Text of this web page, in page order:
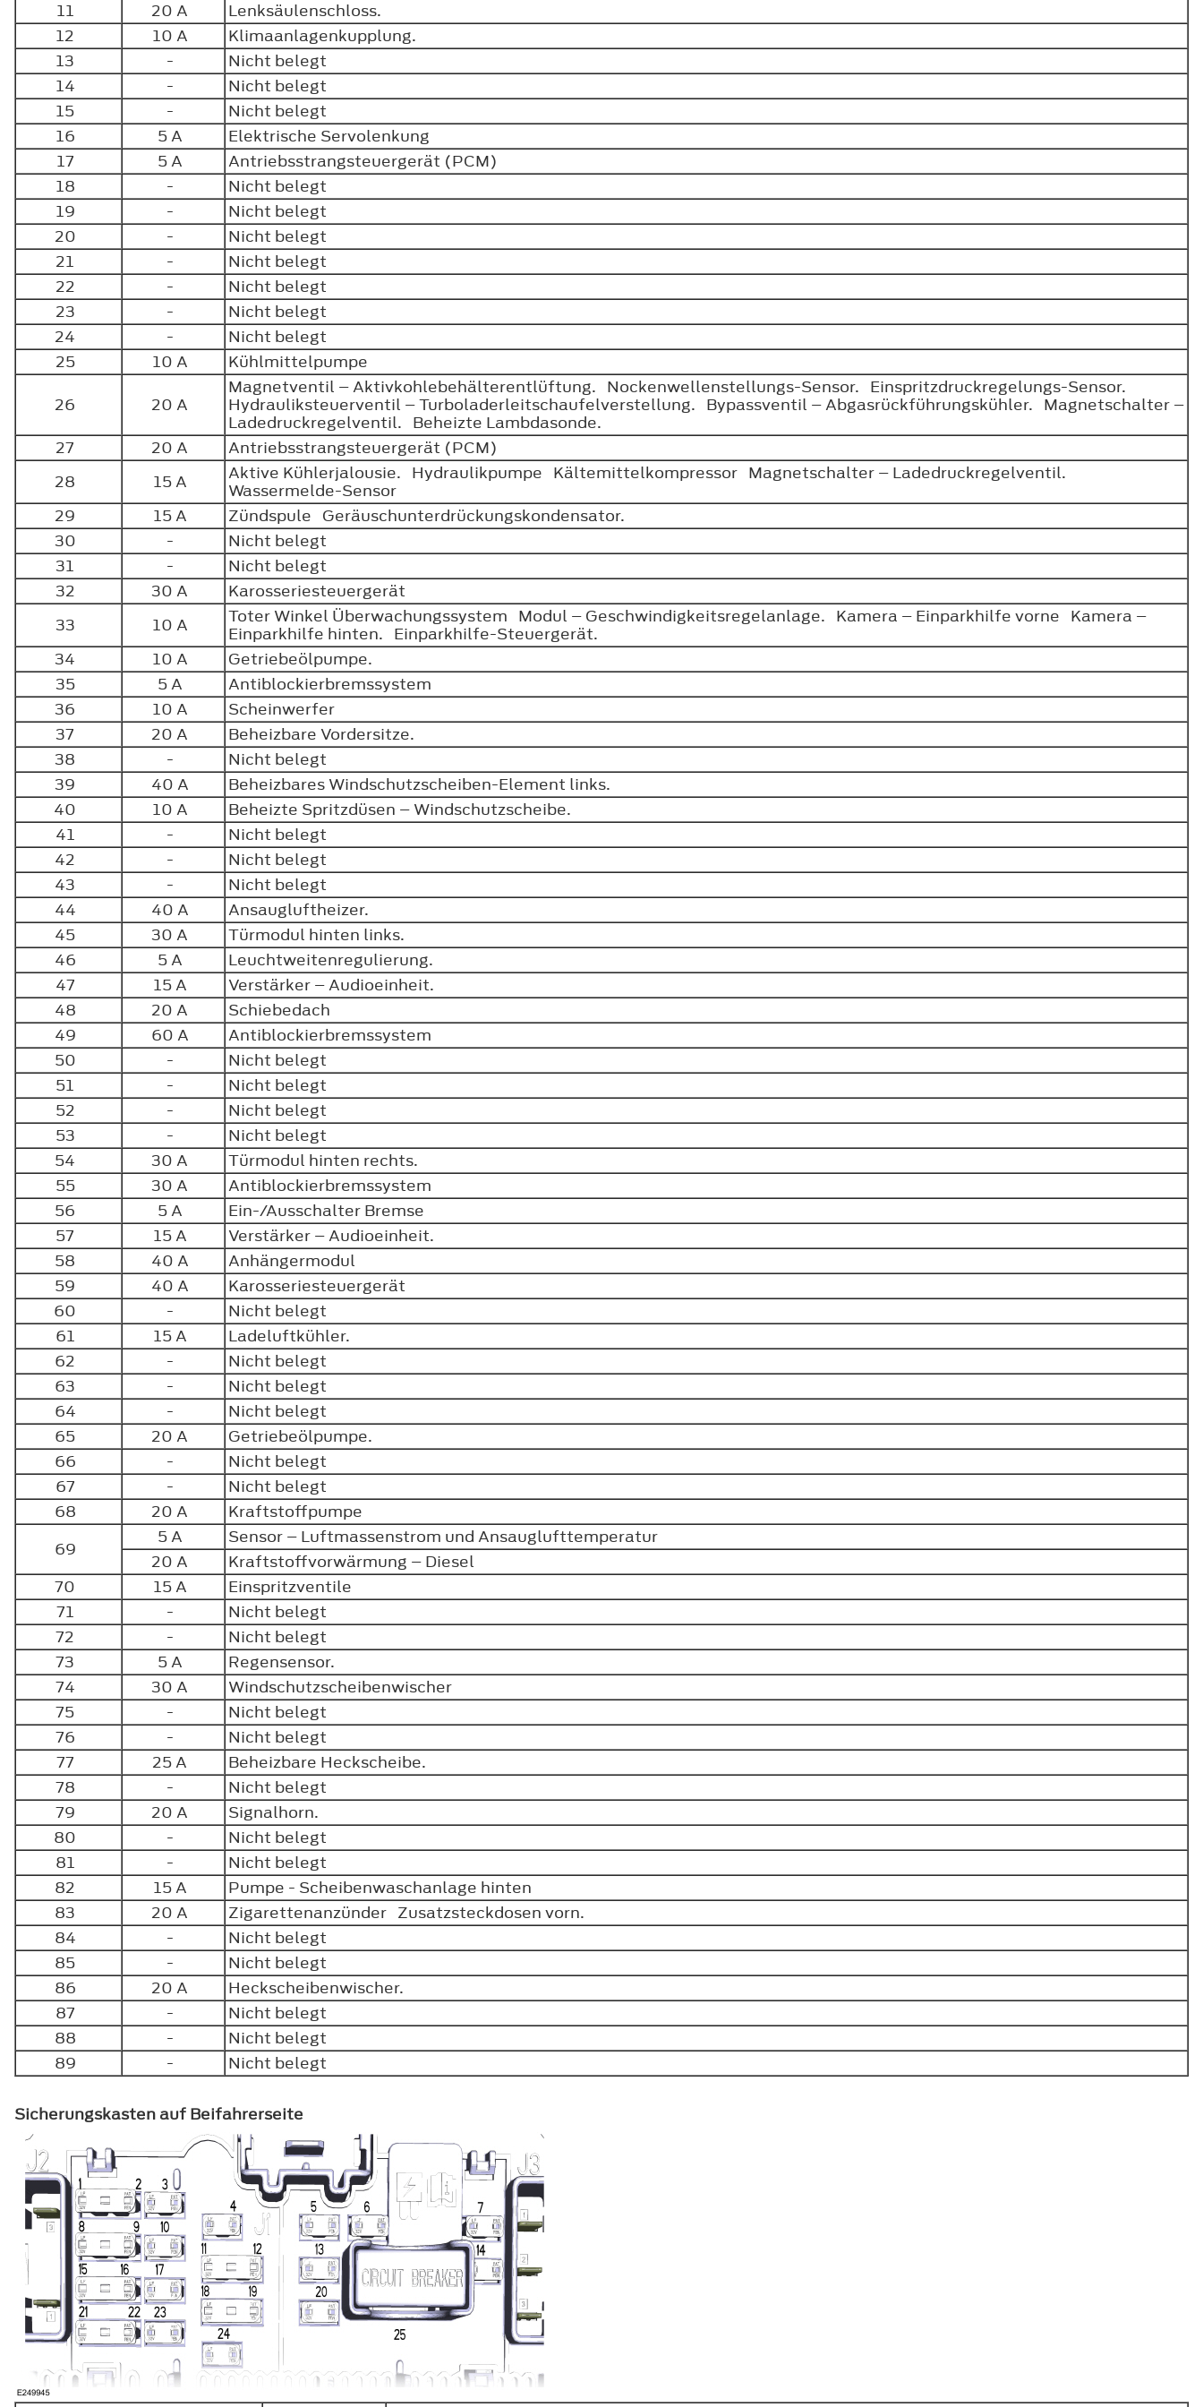
11 20 A
Lenksäulenschloss.
12
10 A
Klimaanlagenkupplung.
13
-
Nicht belegt
14
-
Nicht belegt
15
-
Nicht belegt
16
5 A
Elektrische Servolenkung
17
5 A
Antriebsstrangsteuergerät (PCM)
18
-
Nicht belegt
19
-
Nicht belegt
20
-
Nicht belegt
21
-
Nicht belegt
22
-
Nicht belegt
23
-
Nicht belegt
24
-
Nicht belegt
25
10 A
Kühlmittelpumpe
26
20 A
Magnetventil – Aktivkohlebehälterentlüftung. Nockenwellenstellungs-Sensor. Einspritzdruckregelungs-Sensor.
Hydrauliksteuerventil – Turboladerleitschaufelverstellung. Bypassventil – Abgasrückführungskühler. Magnetschalter –
Ladedruckregelventil. Beheizte Lambdasonde.
27
20 A
Antriebsstrangsteuergerät (PCM)
28
15 A
Aktive Kühlerjalousie. Hydraulikpumpe Kältemittelkompressor Magnetschalter – Ladedruckregelventil.
Wassermelde-Sensor
29
15 A
Zündspule Geräuschunterdrückungskondensator.
30
-
Nicht belegt
31
-
Nicht belegt
32
30 A
Karosseriesteuergerät
33
10 A
Toter Winkel Überwachungssystem Modul – Geschwindigkeitsregelanlage. Kamera – Einparkhilfe vorne Kamera –
Einparkhilfe hinten. Einparkhilfe-Steuergerät.
34
10 A
Getriebeölpumpe.
35
5 A
Antiblockierbremssystem
36
10 A
Scheinwerfer
37
20 A
Beheizbare Vordersitze.
38
-
Nicht belegt
39
40 A
Beheizbares Windschutzscheiben-Element links.
40
10 A
Beheizte Spritzdüsen – Windschutzscheibe.
41
-
Nicht belegt
42
-
Nicht belegt
43
-
Nicht belegt
44
40 A
Ansaugluftheizer.
45
30 A
Türmodul hinten links.
46
5 A
Leuchtweitenregulierung.
47
15 A
Verstärker – Audioeinheit.
48
20 A
Schiebedach
49
60 A
Antiblockierbremssystem
50
-
Nicht belegt
51
-
Nicht belegt
52
-
Nicht belegt
53
-
Nicht belegt
54
30 A
Türmodul hinten rechts.
55
30 A
Antiblockierbremssystem
56
5 A
Ein-/Ausschalter Bremse
57
15 A
Verstärker – Audioeinheit.
58
40 A
Anhängermodul
59
40 A
Karosseriesteuergerät
60
-
Nicht belegt
61
15 A
Ladeluftkühler.
62
-
Nicht belegt
63
-
Nicht belegt
64
-
Nicht belegt
65
20 A
Getriebeölpumpe.
66
-
Nicht belegt
67
-
Nicht belegt
68
20 A
Kraftstoffpumpe
69
5 A
Sensor – Luftmassenstrom und Ansauglufttemperatur
20 A
Kraftstoffvorwärmung – Diesel
70
15 A
Einspritzventile
71
-
Nicht belegt
72
-
Nicht belegt
73
5 A
Regensensor.
74
30 A
Windschutzscheibenwischer
75
-
Nicht belegt
76
-
Nicht belegt
77
25 A
Beheizbare Heckscheibe.
78
-
Nicht belegt
79
20 A
Signalhorn.
80
-
Nicht belegt
81
-
Nicht belegt
82
15 A
Pumpe - Scheibenwaschanlage hinten
83
20 A
Zigarettenanzünder Zusatzsteckdosen vorn.
84
-
Nicht belegt
85
-
Nicht belegt
86
20 A
Heckscheibenwischer.
87
-
Nicht belegt
88
-
Nicht belegt
89
- Nicht belegt
Sicherungskasten auf Beifahrerseite